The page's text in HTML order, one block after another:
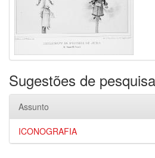
Sugestões de pesquisa
Assunto
ICONOGRAFIA